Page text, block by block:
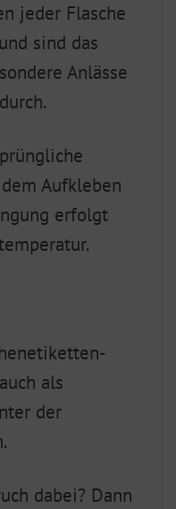
jeder Flasche
sind das
Anlässe
Aufkleben
erfolgt
als
der
dabei? Dann